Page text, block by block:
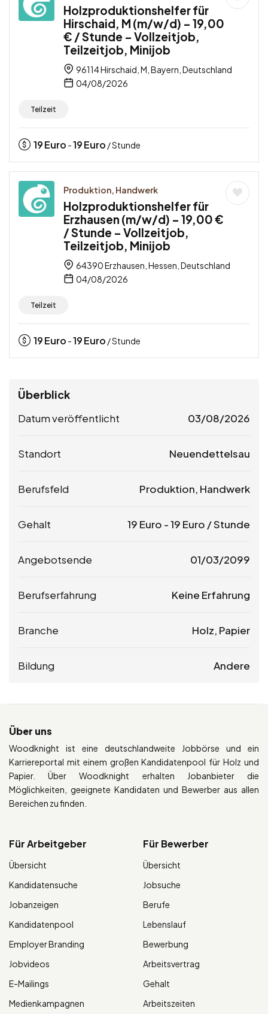
Holzproduktionshelfer für
Hirschaid, M (m/w/d) – 19,00
€ / Stunde – Vollzeitjob,
Teilzeitjob, Minijob
96114 Hirschaid, M, Bayern, Deutschland
04/08/2026
Teilzeit
19Euro -19Euro / Stunde
Produktion, Handwerk
Holzproduktionshelfer für
Erzhausen (m/w/d) – 19,00 €
/ Stunde – Vollzeitjob,
Teilzeitjob, Minijob
64390 Erzhausen, Hessen, Deutschland
04/08/2026
Teilzeit
19Euro -19Euro / Stunde
Überblick
Datum veröffentlicht 03/08/2026
Standort Neuendettelsau
Berufsfeld Produktion, Handwerk
Gehalt 19 Euro -19 Euro / Stunde
Angebotsende 01/03/2099
Berufserfahrung Keine Erfahrung
Branche Holz, Papier
Bildung Andere
Über uns
Woodknight ist eine deutschlandweite Jobbörse und ein
Karriereportal mit einem großen Kandidatenpool für Holz und
Papier. Über Woodknight erhalten Jobanbieter die
Möglichkeiten, geeignete Kandidaten und Bewerber aus allen
Bereichen zu finden.
Für Arbeitgeber
Übersicht
Kandidatensuche
Jobanzeigen
Kandidatenpool
Employer Branding
Jobvideos
E-Mailings
Medienkampagnen
Für Bewerber
Übersicht
Jobsuche
Berufe
Lebenslauf
Bewerbung
Arbeitsvertrag
Gehalt
Arbeitszeiten